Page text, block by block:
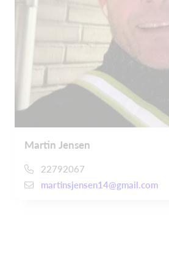
Martin Jensen
22792067
martinsjensen14@gmail.com